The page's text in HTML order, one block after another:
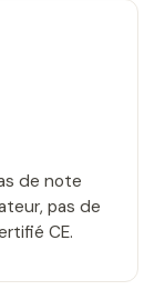
de note
pas de
CE.